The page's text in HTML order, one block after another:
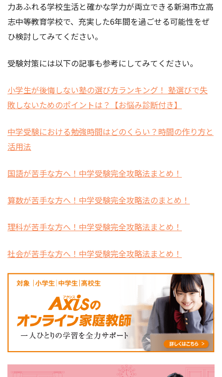
力あふれる学校生活と確かな学力が両立できる新潟市立高
志中等教育学校で、充実した6年間を過ごせる可能性をぜ
ひ検討してみてください。
受験対策には以下の記事も参考にしてみてください。
小学生が後悔しない塾の選び方ランキング！ 塾選びで失
敗しないためのポイントは？【お悩み診断付き】
中学受験における勉強時間はどのくらい？時間の作り方と
活用法
国語が苦手な方へ！中学受験完全攻略法まとめ！
算数が苦手な方へ！中学受験完全攻略法のまとめ！
理科が苦手な方へ！中学受験完全攻略法まとめ！
社会が苦手な方へ！中学受験完全攻略法まとめ！